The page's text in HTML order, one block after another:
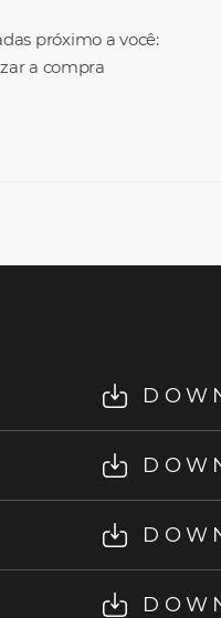
próximo a você:
a compra